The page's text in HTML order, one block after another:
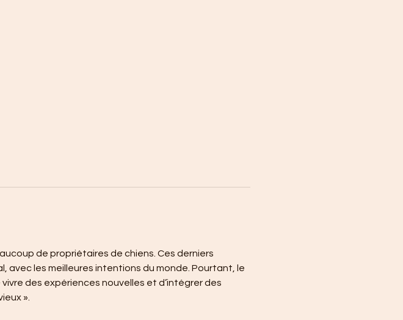
de propriétaires de chiens. Ces derniers
avec les meilleures intentions du monde. Pourtant, le
des expériences nouvelles et d’intégrer des
».